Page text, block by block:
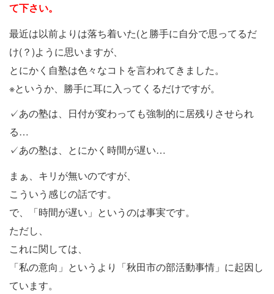
て下さい。
最近は以前よりは落ち着いた(と勝手に自分で思ってるだ
け(？)ように思いますが、
とにかく自塾は色々なコトを言われてきました。
※というか、勝手に耳に入ってくるだけですが。
✓あの塾は、日付が変わっても強制的に居残りさせられ
る…
✓あの塾は、とにかく時間が遅い…
まぁ、キリが無いのですが、
こういう感じの話です。
で、「時間が遅い」というのは事実です。
ただし、
これに関しては、
「私の意向」というより「秋田市の部活動事情」に起因し
ています。